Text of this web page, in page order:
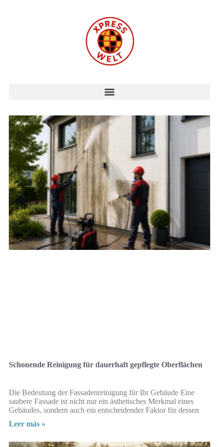
Schonende Reinigung für dauerhaft gepflegte Oberflächen
Die Bedeutung der Fassadenreinigung für Ihr Gebäude Eine
saubere Fassade ist nicht nur ein ästhetisches Merkmal eines
Gebäudes, sondern auch ein entscheidender Faktor für dessen
Leer más »